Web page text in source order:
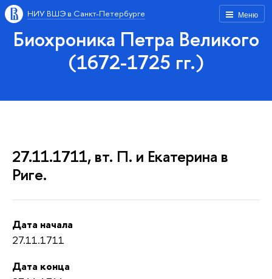
Меню
НИУ ВШЭ в Санкт-Петербурге
Биохроника Петра Великого
(1672-1725 гг.)
27.11.1711, вт. П. и Екатерина в
Риге.
Дата начала
27.11.1711
Дата конца